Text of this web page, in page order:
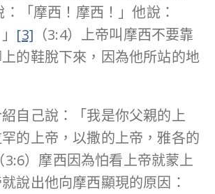
「摩西！摩西！」他說：
[3] （3:4）上帝叫摩西不要靠
的鞋脫下來，因為他所站的地
自己說：「我是你父親的上
的上帝，以撒的上帝，雅各的
（3:6）摩西因為怕看上帝就蒙上
說出他向摩西顯現的原因：